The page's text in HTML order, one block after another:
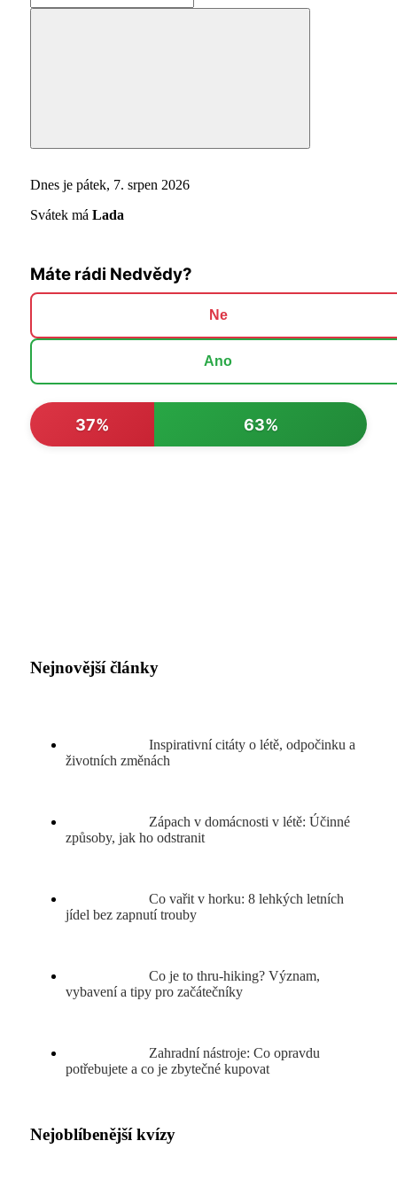
for:
Search
Dnes je pátek, 7. srpen 2026
Svátek má Lada
Máte rádi Nedvědy?
Ne
Ano
37% 63%
Nejnovější články
Inspirativní citáty o létě, odpočinku a
životních změnách
Zápach v domácnosti v létě: Účinné
způsoby, jak ho odstranit
Co vařit v horku: 8 lehkých letních
jídel bez zapnutí trouby
Co je to thru-hiking? Význam,
vybavení a tipy pro začátečníky
Zahradní nástroje: Co opravdu
potřebujete a co je zbytečné kupovat
Nejoblíbenější kvízy